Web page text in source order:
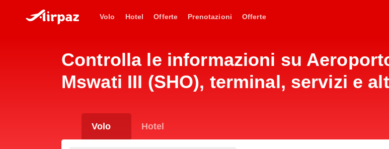
Volo Hotel Offerte Prenotazioni Offerte
Controlla le informazioni su
Mswati III (SHO), terminal, servizi e
Volo Hotel